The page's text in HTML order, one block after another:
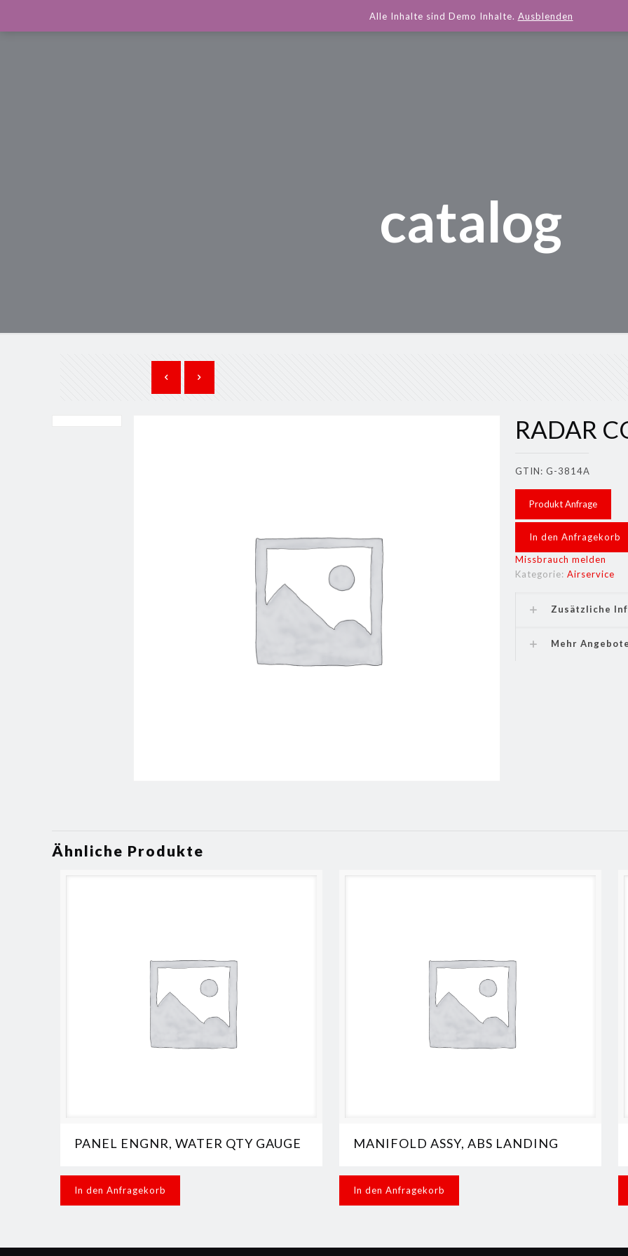
catalog
RADAR
GTIN: G-3814A
Produkt Anfrage
In den Anfragekorb
Missbrauch melden
Kategorie:Airservice
Zusätzliche
Mehr
Ähnliche Produkte
PANEL ENGNR, WATER QTY GAUGE
In den Anfragekorb
MANIFOLD ASSY, ABS LANDING
In den Anfragekorb
Alle Inhalte sind Demo Inhalte. Ausblenden